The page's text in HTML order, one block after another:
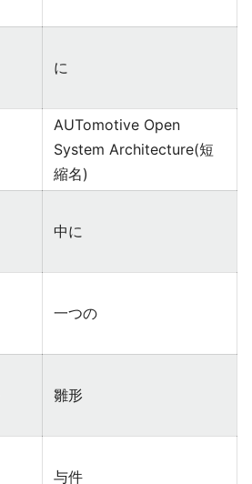
に
AUTomotive Open
System Architecture(短
縮名)
中に
一つの
雛形
与件